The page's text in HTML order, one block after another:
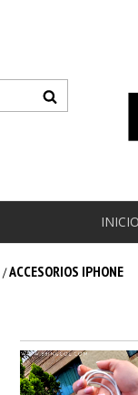
INICIO
/ACCESORIOS IPHONE